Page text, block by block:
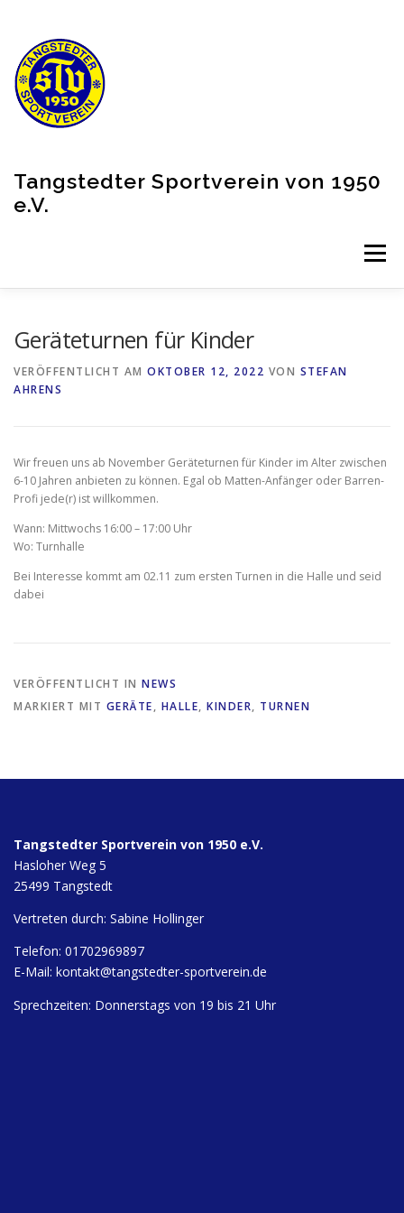
springen
Tangstedter Sportverein von 1950
e.V.
Menü
SHOP (EXTERNER LINK)
Geräteturnen für Kinder
VERÖFFENTLICHT AM OKTOBER 12, 2022 VON STEFAN
AHRENS
Wir freuen uns ab November Geräteturnen für Kinder im Alter zwischen
6-10 Jahren anbieten zu können. Egal ob Matten-Anfänger oder Barren-
Profi jede(r) ist willkommen.
Wann: Mittwochs 16:00 – 17:00 Uhr
Wo: Turnhalle
Bei Interesse kommt am 02.11 zum ersten Turnen in die Halle und seid
dabei
VERÖFFENTLICHT IN NEWS
MARKIERT MIT GERÄTE, HALLE, KINDER, TURNEN
Tangstedter Sportverein von 1950 e.V.
Hasloher Weg 5
25499 Tangstedt
Vertreten durch: Sabine Hollinger
Telefon: 01702969897
E-Mail: kontakt@tangstedter-sportverein.de
Sprechzeiten: Donnerstags von 19 bis 21 Uhr